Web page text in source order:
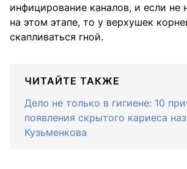
инфицирование каналов, и если не
на этом этапе, то у верхушек
скапливаться гной.
ЧИТАЙТЕ ТАКЖЕ
Дело не только в гигиене: 10
появления скрытого кариеса
Кузьменкова